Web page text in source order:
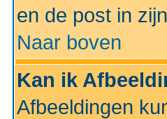
en de post in
Naar boven
Kan ik
Afbeeldingen